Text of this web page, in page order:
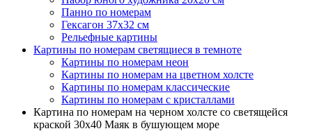
Панно по номерам
Гексагон 37х32 см
Рельефные картины
Картины по номерам светящиеся в темноте
Картины по номерам неон
Картины по номерам на цветном холсте
Картины по номерам классические
Картины по номерам с кристаллами
Картина по номерам на черном холсте со светящейся
краской 30х40 Маяк в бушующем море